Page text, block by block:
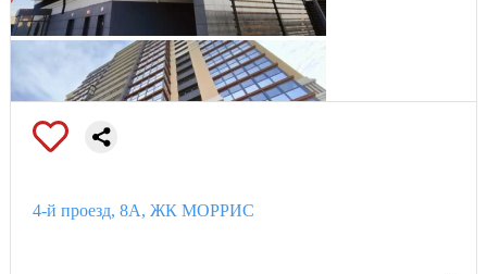
4-й проезд, 8А, ЖК МОРРИС